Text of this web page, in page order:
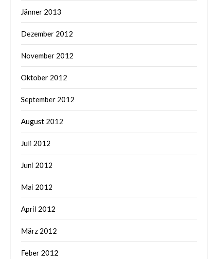
Jänner 2013
Dezember 2012
November 2012
Oktober 2012
September 2012
August 2012
Juli 2012
Juni 2012
Mai 2012
April 2012
März 2012
Feber 2012